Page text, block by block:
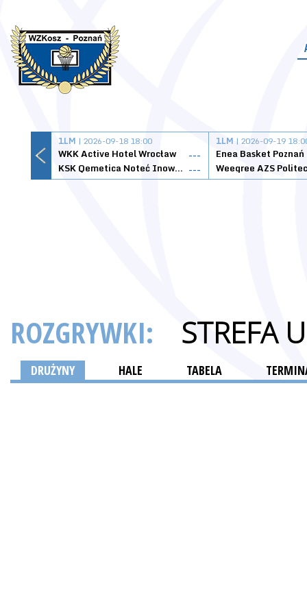
1LM | 2026-09-18 18:00
WKK Active Hotel Wrocław
---
KSK Qemetica Noteć Inowrocław ---
1LM | 2026-09-19
Enea Basket Poznań
ROZGRYWKI: STREFA
DRUŻYNY HALE TABELA